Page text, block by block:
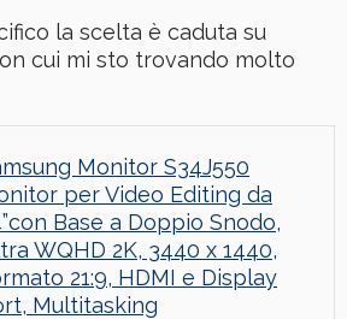
la scelta è caduta su
cui mi sto trovando molto
Monitor S34J550
per Video Editing da
Base a Doppio Snodo,
WQHD 2K, 3440 x 1440,
21:9, HDMI e Display
Multitasking